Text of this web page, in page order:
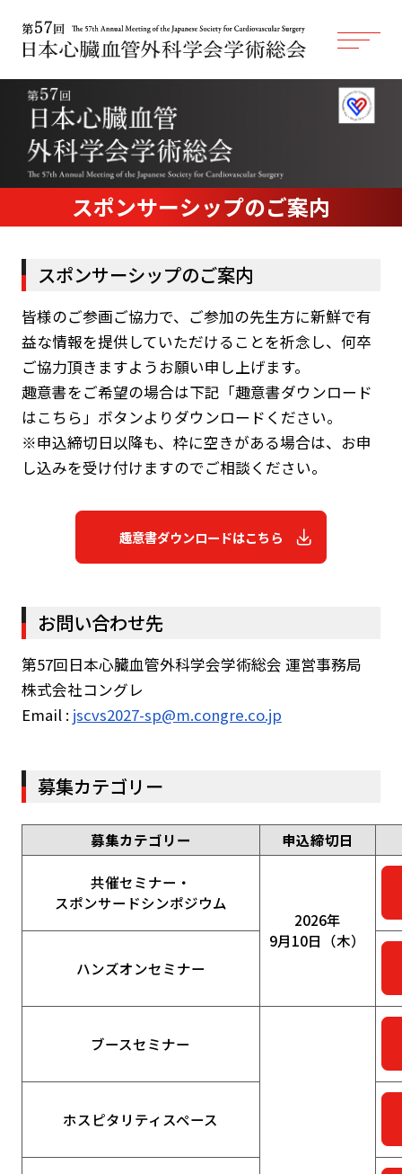
スポンサーシップのご案内
スポンサーシップのご案内
皆様のご参画ご協力で、ご参加の先生方に新鮮で有
益な情報を提供していただけることを祈念し、何卒
ご協力頂きますようお願い申し上げます。
趣意書をご希望の場合は下記「趣意書ダウンロード
はこちら」ボタンよりダウンロードください。
※申込締切日以降も、枠に空きがある場合は、お申
し込みを受け付けますのでご相談ください。
趣意書ダウンロードはこちら
お問い合わせ先
第57回日本心臓血管外科学会学術総会 運営事務局
株式会社コングレ
Email : jscvs2027-sp@m.congre.co.jp
募集カテゴリー
募集カテゴリー 申込締切日
共催セミナー・
スポンサードシンポジウム
2026年
9月10日（木）
ハンズオンセミナー
ブースセミナー
ホスピタリティスペース